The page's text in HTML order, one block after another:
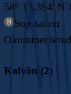
58° 13.394' N
Sopstation
Okommenterad
Kalvön (2)